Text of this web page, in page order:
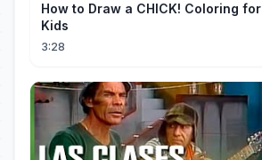
How to Draw a CHICK! Coloring for
Kids
3:28